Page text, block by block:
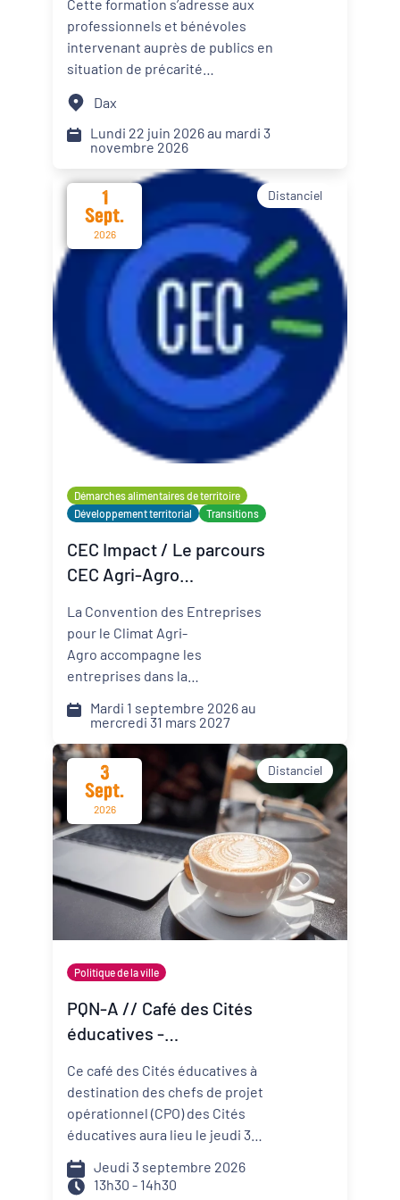
Dynamiques territoriales pour l’emploi
Transitions
Départements
Format de l'événement
Présentiel
Distanciel
Organisateur
Externe
personnes en situation de
précarité alimentaire
Cette formation s’adresse aux
professionnels et bénévoles
intervenant auprès de publics en
situation de précarité
alimentaire. Elle propose des
apports théoriques, des
échanges de pratiques et des
mises en situation afin d’intégrer
le renforcement du pouvoir
d’agir de leur public dans les
actions menées.
Dax
Lundi 22 juin 2026 au mardi 3
novembre 2026
1
Sept.
2026
Distanciel
Démarches alimentaires de territoire
Développement territorial
Transitions
CEC Impact / Le parcours
CEC Agri-Agro
Entreprises pour le Climat)
La Convention des Entreprises
pour le Climat Agri-
Agro accompagne les
entreprises dans la
face aux défis climatiques,
environnementaux et
sociétaux. Comment pérenniser
mon activité dans un monde qui
change vite ? Comment mieux
anticiper les risques et réduire
ma vulnérabilité ? Comment
construire un projet de structure
qui embarque mes
collaborateurs et mes parties
prenantes ?
Mardi 1 septembre 2026 au
mercredi 31 mars 2027
3
Sept.
2026
Distanciel
Politique de la ville
PQN-A // Café des Cités
éducatives -
prévention et la promotion
de la santé mentale
Ce café des Cités éducatives à
destination des chefs de projet
opérationnel (CPO) des Cités
éducatives aura lieu le jeudi 3
portera sur le développement
Jeudi 3 septembre 2026
13h30 - 14h30